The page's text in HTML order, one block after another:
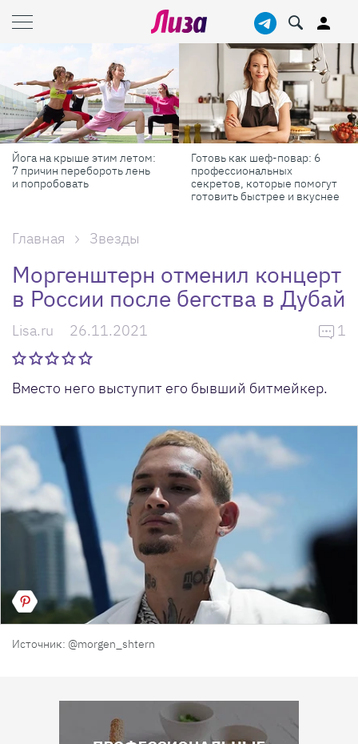
Йога на крыше этим летом:
7 причин перебороть лень
и попробовать
Готовь как шеф-повар: 6
профессиональных
секретов, которые помогут
готовить быстрее и вкуснее
Главная Звезды
Моргенштерн отменил концерт
в России после бегства в Дубай
Lisa.ru 26.11.2021 1
Вместо него выступит его бывший битмейкер.
Источник: @morgen_shtern